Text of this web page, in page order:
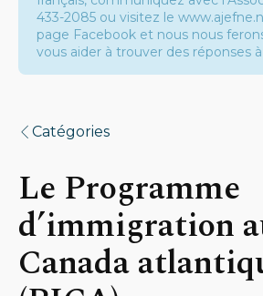
Catégories
Le Programme
d’immigration
Canada
433-2085 ou visitez le
page Facebook et nous nous
vous aider à trouver des réponses